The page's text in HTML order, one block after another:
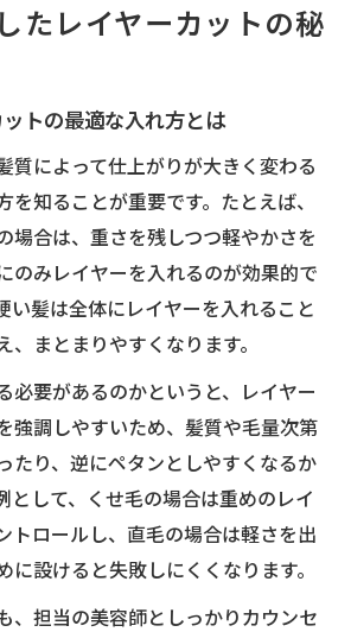
たレイヤーカットの秘
トの最適な入れ方とは
質によって仕上がりが大きく変わる
を知ることが重要です。たとえば、
場合は、重さを残しつつ軽やかさを
のみレイヤーを入れるのが効果的で
い髪は全体にレイヤーを入れること
、まとまりやすくなります。
必要があるのかというと、レイヤー
強調しやすいため、髪質や毛量次第
たり、逆にペタンとしやすくなるか
として、くせ毛の場合は重めのレイ
トロールし、直毛の場合は軽さを出
に設けると失敗しにくくなります。
、担当の美容師としっかりカウンセ